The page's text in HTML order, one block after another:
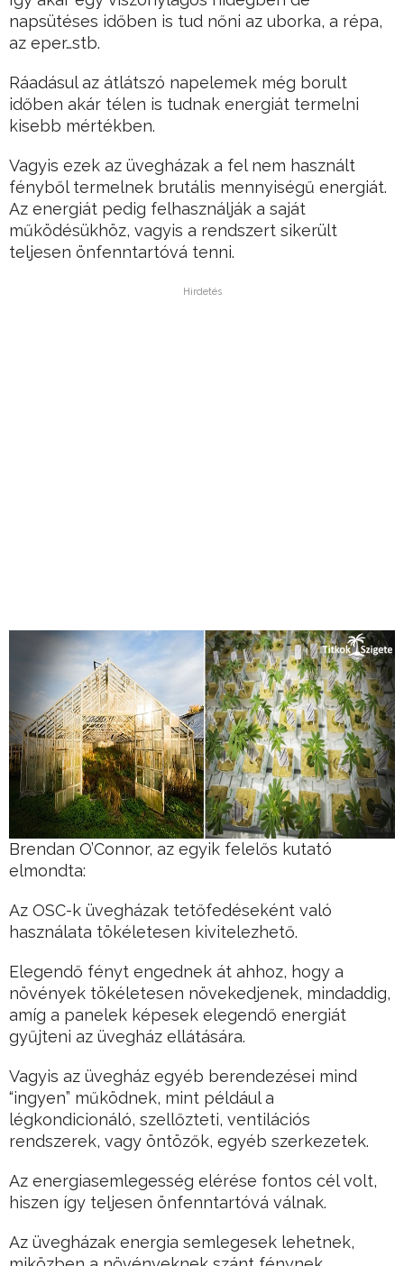
napsütéses időben is tud nőni az uborka, a répa,
az eper…stb.
Ráadásul az átlátszó napelemek még borult
időben akár télen is tudnak energiát termelni
kisebb mértékben.
Vagyis ezek az üvegházak a fel nem használt
fényből termelnek brutális mennyiségű energiát.
Az energiát pedig felhasználják a saját
működésükhöz, vagyis a rendszert sikerült
teljesen önfenntartóvá tenni.
Hirdetés
Brendan O’Connor, az egyik felelős kutató
elmondta:
Az OSC-k üvegházak tetőfedéseként való
használata tökéletesen kivitelezhető.
Elegendő fényt engednek át ahhoz, hogy a
növények tökéletesen növekedjenek, mindaddig,
amíg a panelek képesek elegendő energiát
gyűjteni az üvegház ellátására.
Vagyis az üvegház egyéb berendezései mind
“ingyen” működnek, mint például a
légkondicionáló, szellőzteti, ventilációs
rendszerek, vagy öntözők, egyéb szerkezetek.
Az energiasemlegesség elérése fontos cél volt,
hiszen így teljesen önfenntartóvá válnak.
Az üvegházak energia semlegesek lehetnek,